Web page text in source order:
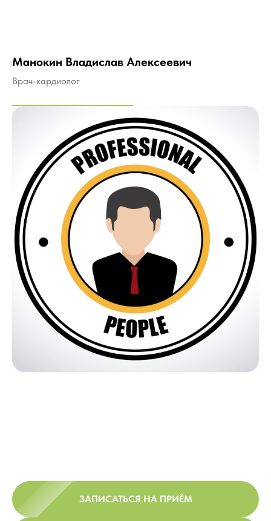
Манокин Владислав Алексеевич
Врач-кардиолог
ЗАПИСАТЬСЯ НА ПРИЁМ